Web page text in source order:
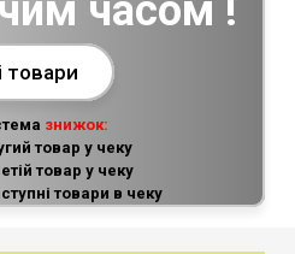
часом !
товари
знижок:
товар у чеку
товар у чеку
товари в чеку